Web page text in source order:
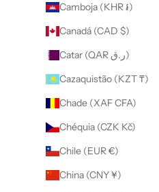
Camboja (KHR ៛)
Canadá (CAD $)
Catar (QAR ر.ق)
Cazaquistão (KZT ₸)
Chade (XAF CFA)
Chéquia (CZK Kč)
Chile (EUR €)
China (CNY ¥)